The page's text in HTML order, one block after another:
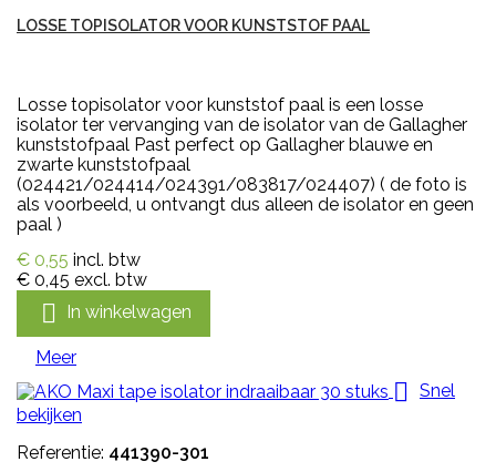
LOSSE TOPISOLATOR VOOR KUNSTSTOF PAAL
Losse topisolator voor kunststof paal is een losse
isolator ter vervanging van de isolator van de Gallagher
kunststofpaal Past perfect op Gallagher blauwe en
zwarte kunststofpaal
(024421/024414/024391/083817/024407) ( de foto is
als voorbeeld, u ontvangt dus alleen de isolator en geen
paal )
€ 0,55 incl. btw
€ 0,45 excl. btw
 In winkelwagen
Meer
 Snel
bekijken
Referentie: 441390-301